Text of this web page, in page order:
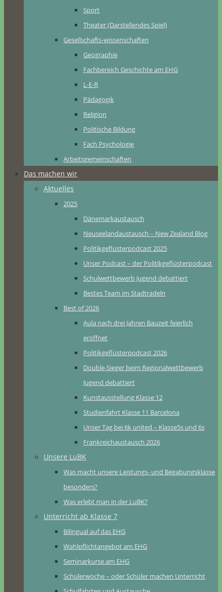
Sport
Theater (Darstellendes Spiel)
Gesellschafts-wissenschaften
Geographie
Fachbereich Geschichte am EHG
L-E-R
Pädagogik
Religion
Politische Bildung
Fach Psychologie
Arbeitsgemeinschaften
Das machen wir
Aktuelles
2025
Dänemarkaustausch
Neuseelandaustausch – New Zealand Blog
Politikgeflüsterpodcast 2025
Unser Podcast – der Politikgeflüsterpodcast
Schulwettbewerb Jugend debattiert
Bestes Team im Stadtradeln
Best of 2026
Aula nach drei Jahren Bauzeit feierlich
eröffnet
Politikgeflüsterpodcast 2026
Double-Sieger beim Regionalwettbewerb
Jugend debattiert
Kunstausstellung Klasse 12
Studienfahrt Klasse 11 Barcelona
Unser Tag bei 6k united – Klasse5s und 6s
Frankreichaustausch 2026
Unsere LuBK
Was macht unsere Leistungs- und Begabungsklasse
besonders?
Was erlebt man in der LuBK?
Unterricht ab Klasse 7
Bilingual auf das EHG
Wahlpflichtangebot am EHG
Seminarkurse am EHG
Schülerwoche – oder Schüler machen Unterricht